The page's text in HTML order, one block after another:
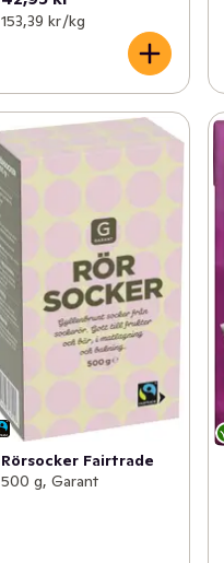
153,39 kr /kg
Rörsocker Fairtrade
500 g, Garant